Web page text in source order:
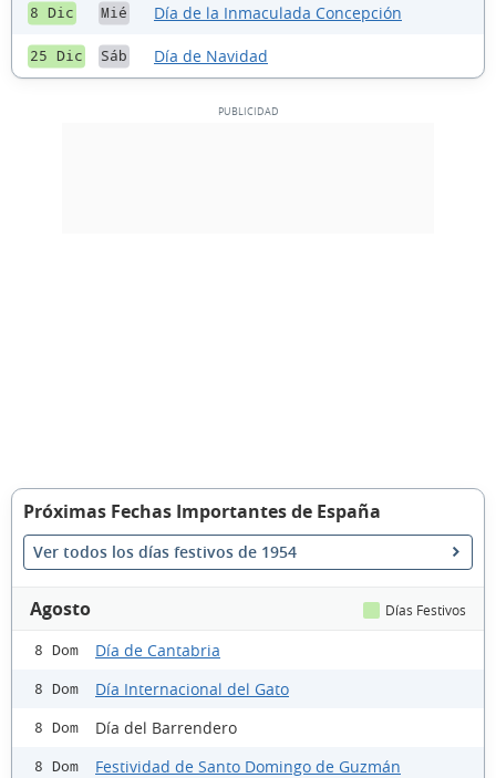
8 Dic Mié Día de la Inmaculada Concepción
25 Dic Sáb Día de Navidad
Próximas Fechas Importantes de España
Ver todos los días festivos de 1954
Agosto Días Festivos
8 Dom Día de Cantabria
8 Dom Día Internacional del Gato
8 Dom Día del Barrendero
8 Dom Festividad de Santo Domingo de Guzmán